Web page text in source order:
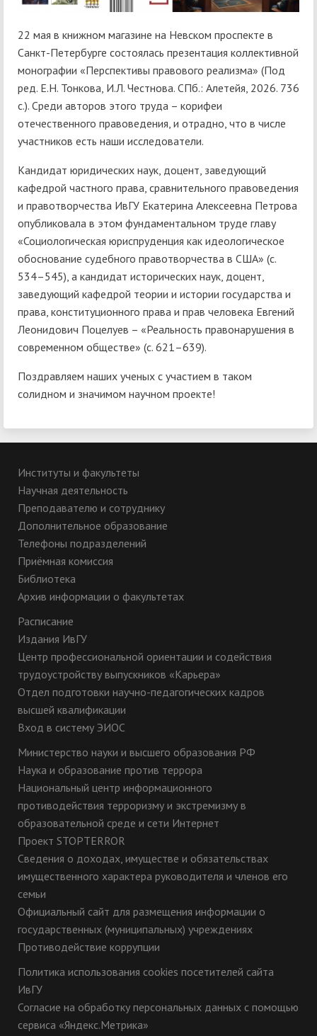
22 мая в книжном магазине на Невском проспекте в
Санкт-Петербурге состоялась презентация коллективной
монографии «Перспективы правового реализма» (Под
ред. Е.Н. Тонкова, И.Л. Честнова. СПб.: Алетейя, 2026. 736
с.). Среди авторов этого труда – корифеи
отечественного правоведения, и отрадно, что в числе
участников есть наши исследователи.
Кандидат юридических наук, доцент, заведующий
кафедрой частного права, сравнительного правоведения
и правотворчества ИвГУ Екатерина Алексеевна Петрова
опубликовала в этом фундаментальном труде главу
«Социологическая юриспруденция как идеологическое
обоснование судебного правотворчества в США» (с.
534–545), а кандидат исторических наук, доцент,
заведующий кафедрой теории и истории государства и
права, конституционного права и прав человека Евгений
Леонидович Поцелуев – «Реальность правонарушения в
современном обществе» (с. 621–639).
Поздравляем наших ученых с участием в таком
солидном и значимом научном проекте!
Институты и факультеты
Научная деятельность
Преподавателю и сотруднику
Дополнительное образование
Телефоны подразделений
Приёмная комиссия
Библиотека
Архив информации о факультетах
Расписание
Издания ИвГУ
Центр профессиональной ориентации и содействия
трудоустройству выпускников «Карьера»
Отдел подготовки научно-педагогических кадров
высшей квалификации
Вход в систему ЭИОС
Министерство науки и высшего образования РФ
Наука и образование против террора
Национальный центр информационного
противодействия терроризму и экстремизму в
образовательной среде и сети Интернет
Проект STOPTERROR
Сведения о доходах, имуществе и обязательствах
имущественного характера руководителя и членов его
семьи
Официальный сайт для размещения информации о
государственных (муниципальных) учреждениях
Противодействие коррупции
Политика использования cookies посетителей сайта
ИвГУ
Согласие на обработку персональных данных с помощью
сервиса «Яндекс.Метрика»